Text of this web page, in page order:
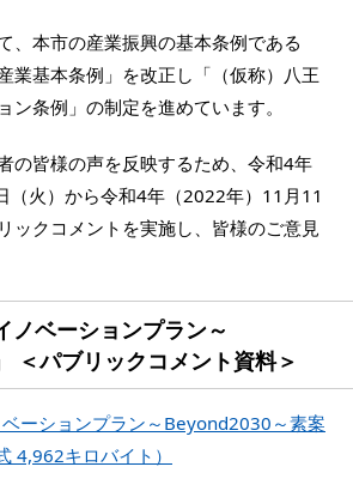
、本市の産業振興の基本条例である
業基本条例」を改正し「（仮称）八王
ン条例」の制定を進めています。
の皆様の声を反映するため、令和4年
（火）から令和4年（2022年）11月11
ックコメントを実施し、皆様のご意見
ノベーションプラン～
＜パブリックコメント資料＞
ーションプラン～Beyond2030～素案
4,962キロバイト）